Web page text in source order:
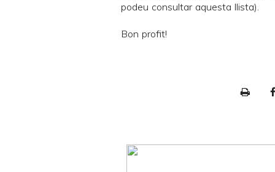
podeu consultar aquesta llista).
Bon profit!
n